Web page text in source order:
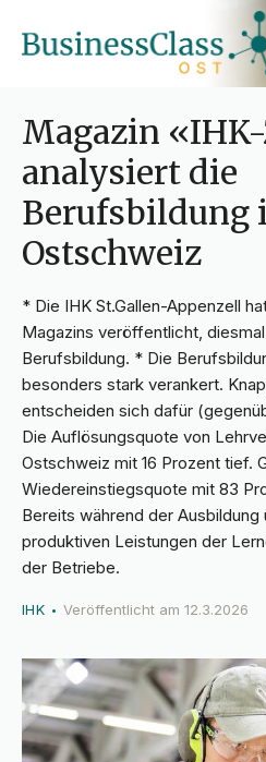
Magazin
analysiert die
Berufsbildung
Ostschweiz
* Die IHK St.Gallen-Appenzell
Magazins veröffentlicht,
Berufsbildung. * Die
besonders stark verankert.
entscheiden sich dafür
Die Auflösungsquote von
Ostschweiz mit 16 Prozent tief.
Wiedereinstiegsquote mit 83
Bereits während der
produktiven Leistungen der
der Betriebe.
IHK •Veröffentlicht am 12.3.2026